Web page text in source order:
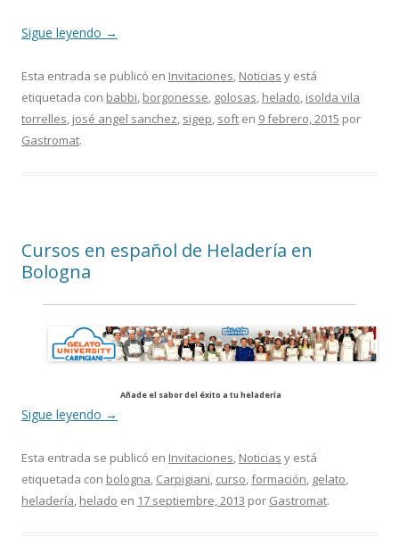
Sigue leyendo →
Esta entrada se publicó en Invitaciones, Noticias y está
etiquetada con babbi, borgonesse, golosas, helado, isolda vila
torrelles, josé angel sanchez, sigep, soft en 9 febrero, 2015 por
Gastromat.
Cursos en español de Heladería en
Bologna
Añade el sabor del éxito a tu heladería
Sigue leyendo →
Esta entrada se publicó en Invitaciones, Noticias y está
etiquetada con bologna, Carpigiani, curso,formación, gelato,
heladería, helado en 17 septiembre, 2013 por Gastromat.